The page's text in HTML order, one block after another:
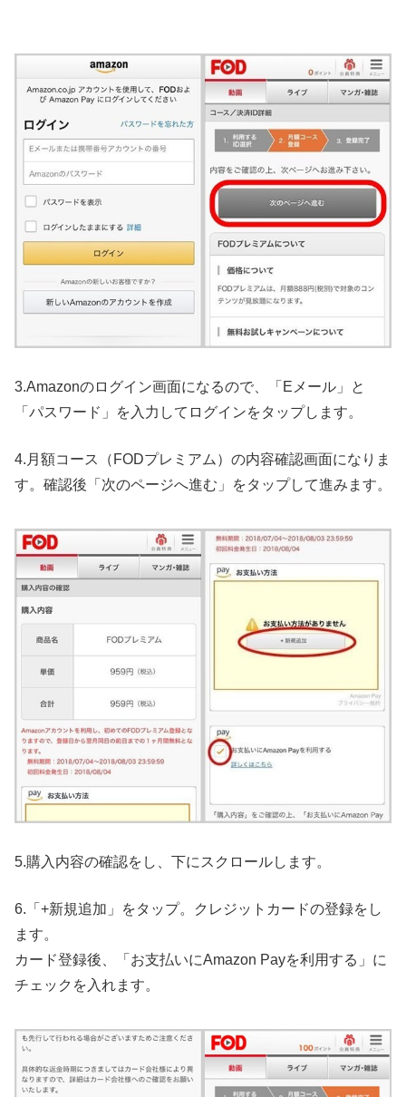
3.Amazonのログイン画面になるので、「Eメール」と
「パスワード」を入力してログインをタップします。
4.月額コース（FODプレミアム）の内容確認画面になりま
す。確認後「次のページへ進む」をタップして進みます。
5.購入内容の確認をし、下にスクロールします。
6.「+新規追加」をタップ。クレジットカードの登録をし
ます。
カード登録後、「お支払いにAmazon Payを利用する」に
チェックを入れます。